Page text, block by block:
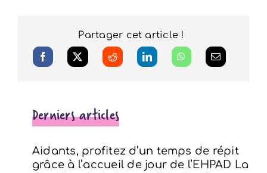
Partager cet article !
Derniers articles
Aidants, profitez d’un temps de répit
grâce à l’accueil de jour de l’EHPAD La